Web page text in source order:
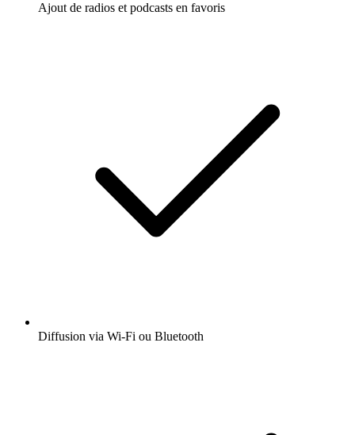
Ajout de radios et podcasts en favoris
Diffusion via Wi-Fi ou Bluetooth